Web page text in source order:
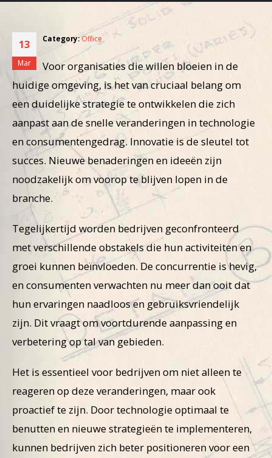
13
Mar
Office
Voor organisaties die willen bloeien in de
huidige omgeving, is het van cruciaal belang om
een duidelijke strategie te ontwikkelen die zich
aanpast aan de snelle veranderingen in technologie
en consumentengedrag. Innovatie is de sleutel tot
succes. Nieuwe benaderingen en ideeën zijn
noodzakelijk om voorop te blijven lopen in de
branche.
Tegelijkertijd worden bedrijven geconfronteerd
met verschillende obstakels die hun activiteiten en
groei kunnen beïnvloeden. De concurrentie is hevig,
en consumenten verwachten nu meer dan ooit dat
hun ervaringen naadloos en gebruiksvriendelijk
zijn. Dit vraagt om voortdurende aanpassing en
verbetering op tal van gebieden.
Het is essentieel voor bedrijven om niet alleen te
reageren op deze veranderingen, maar ook
proactief te zijn. Door technologie optimaal te
benutten en nieuwe strategieën te implementeren,
kunnen bedrijven zich beter positioneren voor een